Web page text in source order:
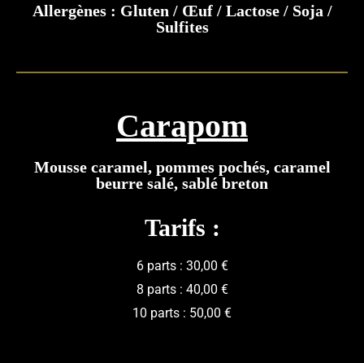
Allergènes : Gluten / Œuf / Lactose / Soja /
Sulfites
Carapom
Mousse caramel, pommes pochés, caramel
beurre salé, sablé breton
Tarifs :
6 parts : 30,00 €
8 parts : 40,00 €
10 parts : 50,00 €